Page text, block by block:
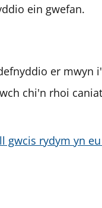
ein gwefan.
er mwyn
chi'n rhoi
gwcis rydym yn